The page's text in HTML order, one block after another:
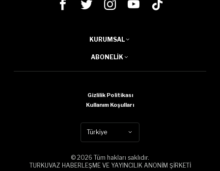
KURUMSAL
ABONELIK
Gizlilik Politikası
Kullanım Koşulları
Türkiye
© 2026 Tüm hakları saklıdır.
TURKUVAZ HABERLEŞME VE YAYINCILIK ANONİM ŞİRKETİ